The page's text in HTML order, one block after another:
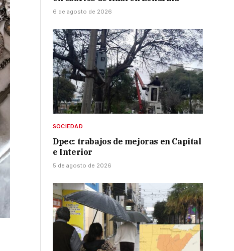
6 de agosto de 2026
SOCIEDAD
Dpec: trabajos de mejoras en Capital
e Interior
5 de agosto de 2026